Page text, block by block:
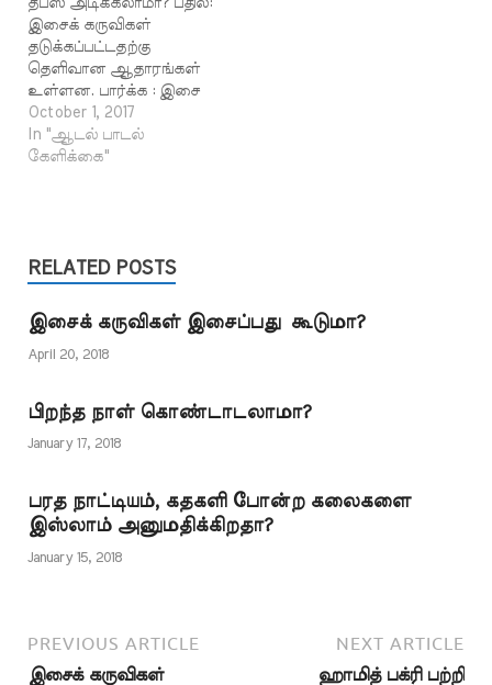
தோன்றிய இன்னும் சில
அறிஞர்கள்
இசைக்கருவிகள்
இசைப்பது மார்க்கத்தில்
அனுமதிக்கப்பட்டது என்று
கூறியுள்ளார்கள். இசைக்
கருவிகள் கூடாது என்ற
கருத்தில் வருகின்ற
பயன்படுத்தி
நிலைப்பாட்டிற்கு
வந்துள்ளார்கள்.
எனவே…
தப்ஸ் அடிக்கலாமா? பதில்:
இசைக் கருவிகள்
தடுக்கப்பட்டதற்கு
தெளிவான ஆதாரங்கள்
உள்ளன. பார்க்க : இசை
ஓர் ஆய்வு நபிகள் நாயகம்
(ஸல்) அவர்கள்
மதீனாவுக்கு வந்த போது
வழியாக
அறிவிக்கப்பட்டுள்ளது.
ஆயினும் தஃப் (கொட்டு)
எனப்படும் தோலால்
செய்யப்பட்ட கருவியை
அவர்கள்
இசைக்கருவியின்
வகையில் சேர்க்கவில்லை.
October 1, 2017
In "ஆடல் பாடல்
கேளிக்கை"
RELATED POSTS
இசைக் கருவிகள் இசைப்பது கூடுமா?
April 20, 2018
பிறந்த நாள் கொண்டாடலாமா?
January 17, 2018
பரத நாட்டியம், கதகளி போன்ற கலைகளை
இஸ்லாம் அனுமதிக்கிறதா?
January 15, 2018
PREVIOUS ARTICLE
இசைக் கருவிகள்
NEXT ARTICLE
ஹாமித் பக்ரி பற்றி